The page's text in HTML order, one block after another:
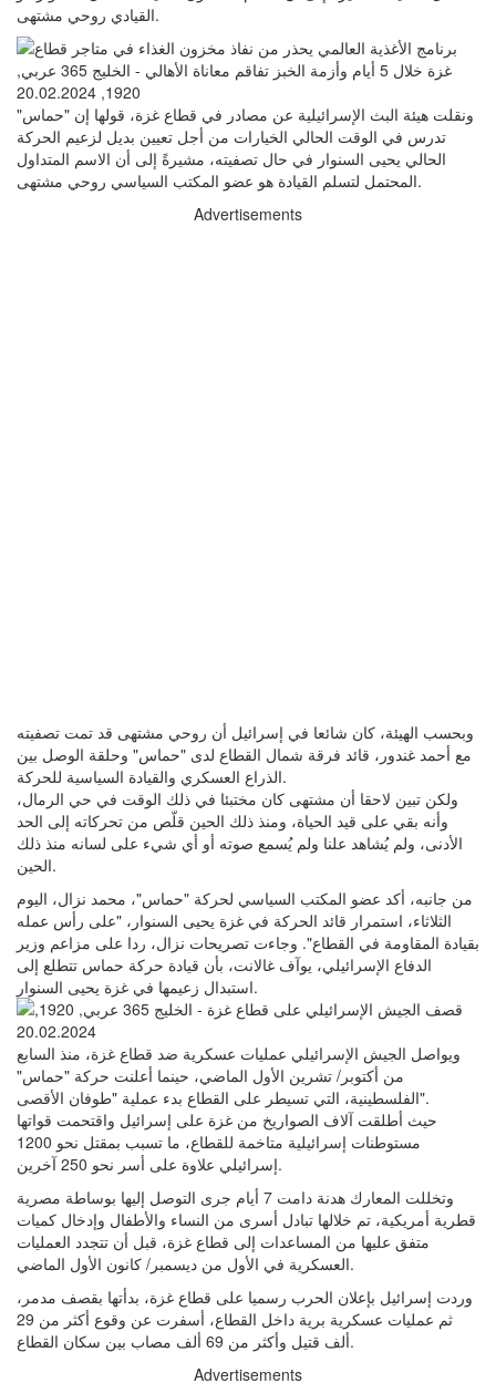
القيادي روحي مشتهى.
ونقلت هيئة البث الإسرائيلية عن مصادر في قطاع غزة، قولها إن "حماس"
تدرس في الوقت الحالي الخيارات من أجل تعيين بديل لزعيم الحركة
الحالي يحيى السنوار في حال تصفيته، مشيرةً إلى أن الاسم المتداول
المحتمل لتسلم القيادة هو عضو المكتب السياسي روحي مشتهى.
Advertisements
وبحسب الهيئة، كان شائعا في إسرائيل أن روحي مشتهى قد تمت تصفيته
مع أحمد غندور، قائد فرقة شمال القطاع لدى "حماس" وحلقة الوصل بين
الذراع العسكري والقيادة السياسية للحركة.
ولكن تبين لاحقا أن مشتهى كان مختبئا في ذلك الوقت في حي الرمال،
وأنه بقي على قيد الحياة، ومنذ ذلك الحين قلّص من تحركاته إلى الحد
الأدنى، ولم يُشاهد علنا ولم يُسمع صوته أو أي شيء على لسانه منذ ذلك
الحين.
من جانبه، أكد عضو المكتب السياسي لحركة "حماس"، محمد نزال، اليوم
الثلاثاء، استمرار قائد الحركة في غزة يحيى السنوار، "على رأس عمله
بقيادة المقاومة في القطاع". وجاءت تصريحات نزال، ردا على مزاعم وزير
الدفاع الإسرائيلي، يوآف غالانت، بأن قيادة حركة حماس تتطلع إلى
استبدال زعيمها في غزة يحيى السنوار.
ويواصل الجيش الإسرائيلي عمليات عسكرية ضد قطاع غزة، منذ السابع
من أكتوبر/ تشرين الأول الماضي، حينما أعلنت حركة "حماس"
الفلسطينية، التي تسيطر على القطاع بدء عملية "طوفان الأقصى".
حيث أطلقت آلاف الصواريخ من غزة على إسرائيل واقتحمت قواتها
مستوطنات إسرائيلية متاخمة للقطاع، ما تسبب بمقتل نحو 1200
إسرائيلي علاوة على أسر نحو 250 آخرين.
وتخللت المعارك هدنة دامت 7 أيام جرى التوصل إليها بوساطة مصرية
قطرية أمريكية، تم خلالها تبادل أسرى من النساء والأطفال وإدخال كميات
متفق عليها من المساعدات إلى قطاع غزة، قبل أن تتجدد العمليات
العسكرية في الأول من ديسمبر/ كانون الأول الماضي.
وردت إسرائيل بإعلان الحرب رسميا على قطاع غزة، بدأتها بقصف مدمر،
ثم عمليات عسكرية برية داخل القطاع، أسفرت عن وقوع أكثر من 29
ألف قتيل وأكثر من 69 ألف مصاب بين سكان القطاع.
Advertisements